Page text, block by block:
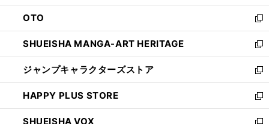
ウ
で
開
く
ン
ド
ウ
で
開
く
OTO
新
し
い
ウ
ィ
ン
ド
ウ
で
SHUEISHA MANGA-ART HERITAGE
新
し
い
ウ
ィ
ン
ジャンプキャラクターズストア
新
し
い
ウ
HAPPY PLUS STORE
新
し
SHUEISHA VOX